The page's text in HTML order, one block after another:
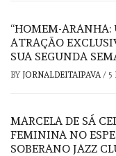
“HOMEM-ARANHA:
ATRAÇÃO
SUA SEGUNDA
BY JORNALDEITAIPAVA / 5
MARCELA DE SÁ
FEMININA NO
SOBERANO JAZZ